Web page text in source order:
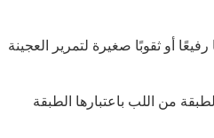
أو ثقوبًا صغيرة لتمرير العجينة
من اللب باعتبارها الطبقة